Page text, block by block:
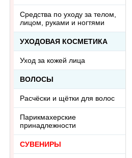
Средства по уходу за телом,
лицом, руками и ногтями
УХОДОВАЯ КОСМЕТИКА
Уход за кожей лица
ВОЛОСЫ
Расчёски и щётки для волос
Парикмахерские
принадлежности
СУВЕНИРЫ